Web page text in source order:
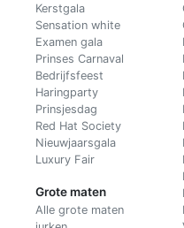
Kerstgala
Sensation white
Examen gala
Prinses Carnaval
Bedrijfsfeest
Haringparty
Prinsjesdag
Red Hat Society
Nieuwjaarsgala
Luxury Fair
Grote maten
Alle grote maten